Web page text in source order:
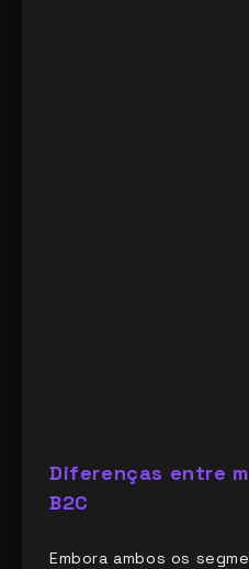
Diferenças entre
B2C
Embora ambos os